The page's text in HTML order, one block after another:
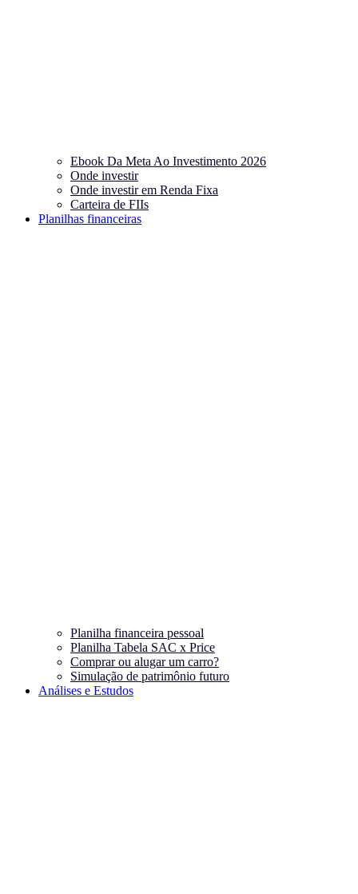
Ebook Da Meta Ao Investimento 2026
Onde investir
Onde investir em Renda Fixa
Carteira de FIIs
Planilhas financeiras
Planilha financeira pessoal
Planilha Tabela SAC x Price
Comprar ou alugar um carro?
Simulação de patrimônio futuro
Análises e Estudos